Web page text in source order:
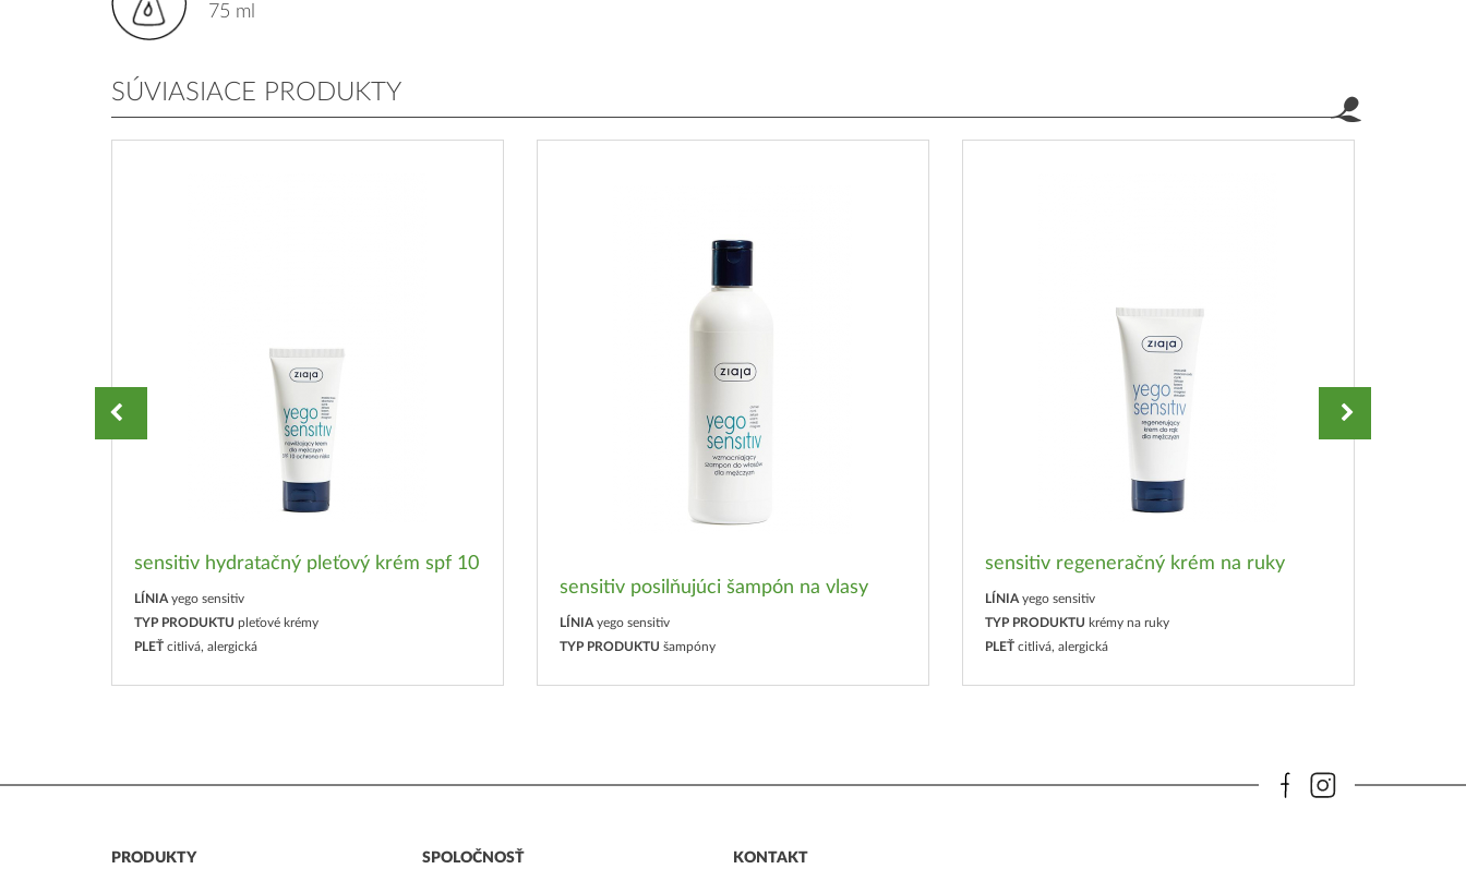
75 ml
SÚVIASIACE PRODUKTY
sensitiv hydratačný pleťový krém spf 10
LÍNIA yego sensitiv
TYP PRODUKTU pleťové krémy
PLEŤ citlivá, alergická
sensitiv posilňujúci šampón na vlasy
LÍNIA yego sensitiv
TYP PRODUKTU šampóny
sensitiv regeneračný krém na ruky
LÍNIA yego sensitiv
TYP PRODUKTU krémy na ruky
PLEŤ citlivá, alergická
PRODUKTY SPOLOČNOSŤ KONTAKT